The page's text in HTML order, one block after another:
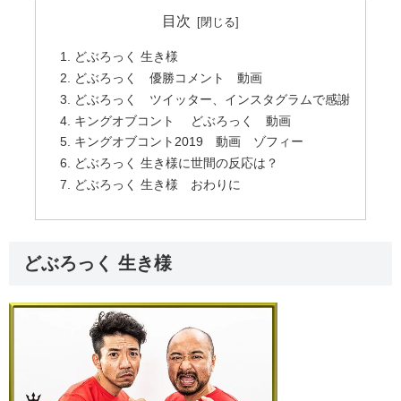
目次
どぶろっく 生き様
どぶろっく 優勝コメント 動画
どぶろっく ツイッター、インスタグラムで感謝
キングオブコント どぶろっく 動画
キングオブコント2019 動画 ゾフィー
どぶろっく 生き様に世間の反応は？
どぶろっく 生き様 おわりに
どぶろっく 生き様